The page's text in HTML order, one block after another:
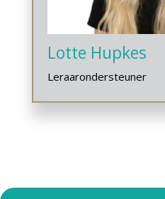
Lotte Hupkes
Leraarondersteuner